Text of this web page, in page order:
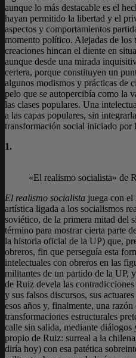
aunque lo más destacable es el
hayan permitido la libertad y el
aspectos y comportamientos
momento político. Alejadas de los
creaciones hincan el diente en
aunque desde una mirada
certera, porque constituyen un
algunos modismos y prácticas de
pelo que se autopercibía como la
las clases populares. Una
a las capas populares, sin
transformación social iniciado por
1.
«El realismo socialista» de
El realismo socialista juega con el
artística ligada a los socialismos
soviético, de la primera mitad del
término para mostrar cierta parte
la historia oficial de la UP) que,
obreros, fin que perseguía esta
intelectuales con obreros en las
militantes de un partido de la UP,
de Ruiz devela las
y sus falsos discursos, sus
esos años y, finalmente, una
transformaciones estructurales
calle sin salida, mediante
propio de Ruiz: surreal a la
diría hoy) con esa patética